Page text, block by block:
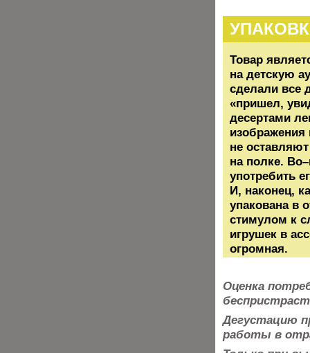
Товар
на детскую
сделали все
«пришел,
десертами
изображения
не
на полке.
употребить
И, наконец,
упакована в
стимулом к
игрушек в
огромная.
Оценка
Дегустацию
работы в